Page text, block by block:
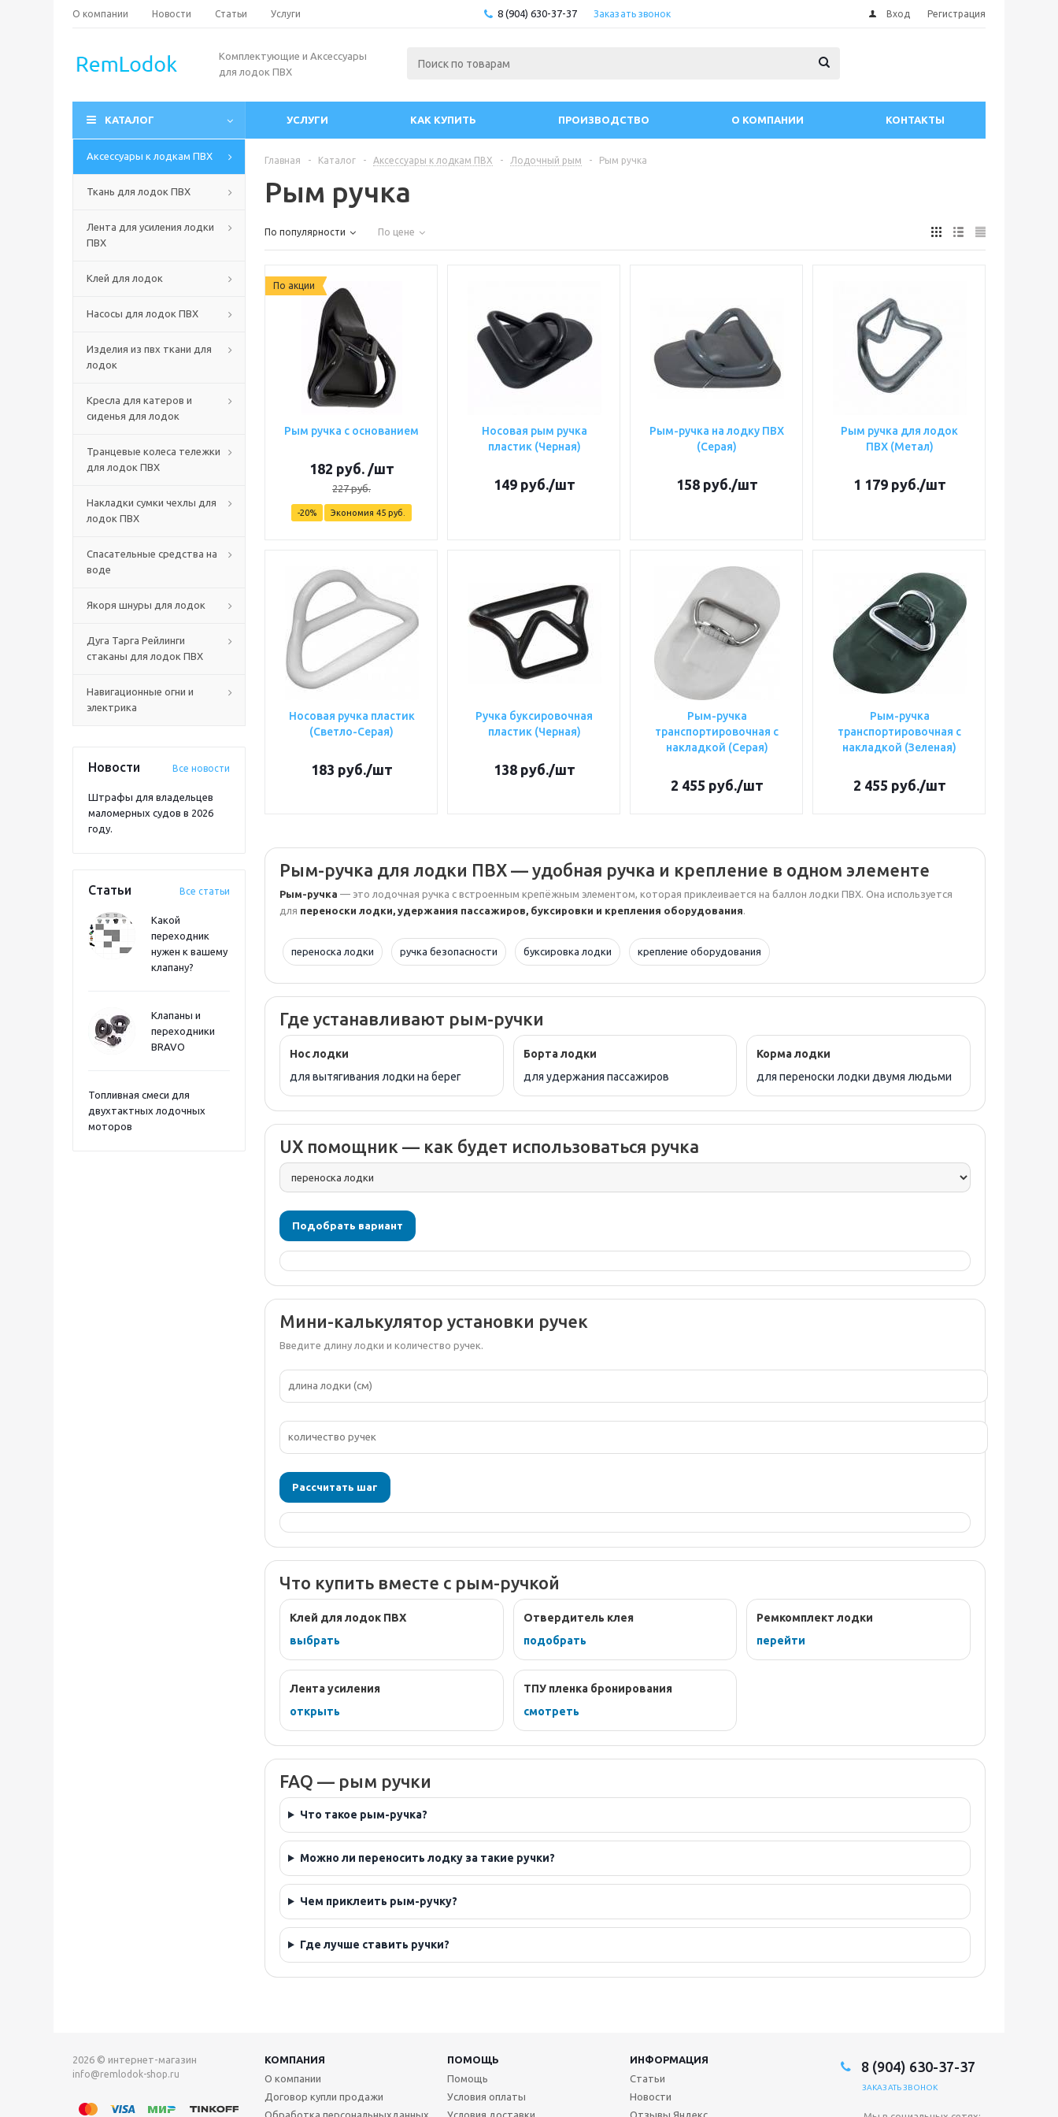
О компании Новости Статьи Услуги 8 (904) 630-37-37 Заказать звонок Вход Регистрация
Комплектующие и Аксессуары
для лодок ПВХ
КАТАЛОГ УСЛУГИ КАК КУПИТЬ ПРОИЗВОДСТВО О КОМПАНИИ КОНТАКТЫ
Аксессуары к лодкам ПВХ
Ткань для лодок ПВХ
Лента для усиления лодки
ПВХ
Клей для лодок
Насосы для лодок ПВХ
Изделия из пвх ткани для
лодок
Кресла для катеров и
сиденья для лодок
Транцевые колеса тележки
для лодок ПВХ
Накладки сумки чехлы для
лодок ПВХ
Спасательные средства на
воде
Якоря шнуры для лодок
Дуга Тарга Рейлинги
стаканы для лодок ПВХ
Навигационные огни и
электрика
Новости Все новости
Штрафы для владельцев
маломерных судов в 2026
году.
Статьи Все статьи
Какой
переходник
нужен к вашему
клапану?
Клапаны и
переходники
BRAVO
Топливная смеси для
двухтактных лодочных
моторов
Главная - Каталог - Аксессуары к лодкам ПВХ - Лодочный рым - Рым ручка
Рым ручка
По популярности По цене
По акции
Рым ручка с основанием
182 руб. /шт
227руб.
-20% Экономия 45 руб.
Носовая рым ручка
пластик (Черная)
149руб./шт
Рым-ручка на лодку ПВХ
(Серая)
158руб./шт
Рым ручка для лодок
ПВХ (Метал)
1 179руб./шт
Носовая ручка пластик
(Светло-Серая)
183 руб./шт
Ручка буксировочная
пластик (Черная)
138руб./шт
Рым-ручка
транспортировочная с
накладкой (Серая)
2 455 руб./шт
Рым-ручка
транспортировочная с
накладкой (Зеленая)
2 455 руб./шт
Рым-ручка для лодки ПВХ — удобная ручка и крепление в одном элементе
Рым-ручка — это лодочная ручка с встроенным крепёжным элементом, которая приклеивается на баллон лодки ПВХ. Она используется
для переноски лодки, удержания пассажиров, буксировки и крепления оборудования.
переноска лодки ручка безопасности буксировка лодки крепление оборудования
Где устанавливают рым-ручки
Нос лодки
для вытягивания лодки на берег
Борта лодки
для удержания пассажиров
Корма лодки
для переноски лодки двумя людьми
UX помощник — как будет использоваться ручка
Подобрать вариант
Мини-калькулятор установки ручек
Введите длину лодки и количество ручек.
Рассчитать шаг
Что купить вместе с рым-ручкой
Клей для лодок ПВХ
выбрать
Отвердитель клея
подобрать
Ремкомплект лодки
перейти
Лента усиления
открыть
ТПУ пленка бронирования
смотреть
FAQ — рым ручки
Что такое рым-ручка?
Можно ли переносить лодку за такие ручки?
Чем приклеить рым-ручку?
Где лучше ставить ручки?
2026 © интернет-магазин
info@remlodok-shop.ru
КОМПАНИЯ ПОМОЩЬ
ИНФОРМАЦИЯ
О компании
Договор купли продажи
Обработка персональныхданных
Помощь
Условия оплаты
Условия доставки
Статьи
Новости
Отзывы Яндекс
8 (904) 630-37-37
ЗАКАЗАТЬ ЗВОНОК